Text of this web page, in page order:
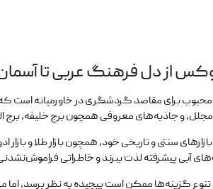
لوکس از دل فرهنگ عربی تا
محبوب‌ برای مقاصد گردشگری در خاورمیانه است که
و جاذبه‌های معروفی همچون برج خلیفه، برج
سنتی و تاریخی خود، همچون بازار طلا و
آبی پیشرفته لذت ببرند و خاطراتی
گزینه‌ها ممکن است پیچیده به نظر برسد، اما